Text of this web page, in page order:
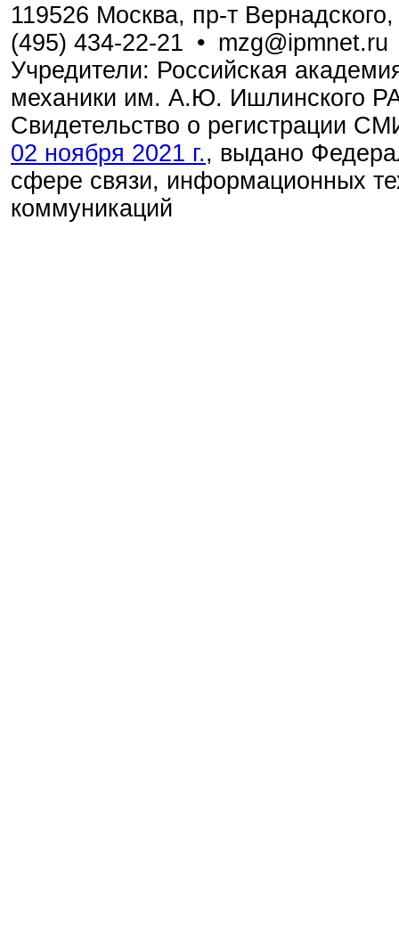
119526 Москва, пр-т
(495) 434-22-21 • mzg@ipmnet.ru
Учредители: Российская
механики им. А.Ю. Ишлинского
Свидетельство о регистрации
02 ноября 2021 г., выдано
сфере связи, информационных
коммуникаций